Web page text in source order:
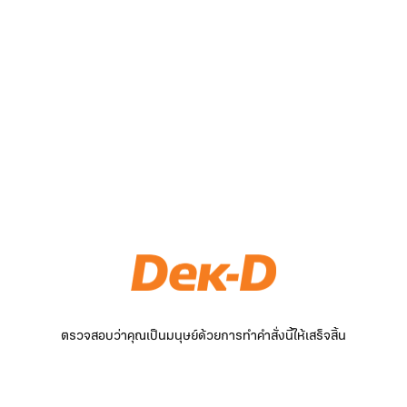
ตรวจสอบว่าคุณเป็นมนุษย์ด้วยการทำคำสั่งนี้ให้เสร็จสิ้น